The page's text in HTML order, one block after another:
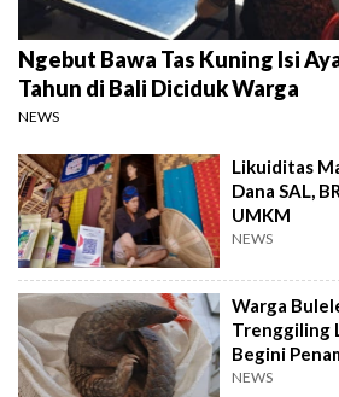
Ngebut Bawa Tas Kuning Isi
Tahun di Bali Diciduk Warga
NEWS
Likuiditas
Dana SAL,
UMKM
NEWS
Warga
Trenggiling
Begini
NEWS